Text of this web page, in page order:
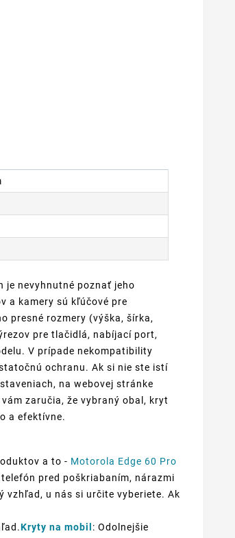
je nevyhnutné poznať jeho
a kamery sú kľúčové pre
presné rozmery (výška, šírka,
pre tlačidlá, nabíjací port,
V prípade nekompatibility
ochranu. Ak si nie ste istí
na webovej stránke
zaručia, že vybraný obal, kryt
a efektívne.
a to - Motorola Edge 60 Pro
pred poškriabaním, nárazmi
vzhľad, u nás si určite vyberiete. Ak
Kryty na mobil : Odolnejšie